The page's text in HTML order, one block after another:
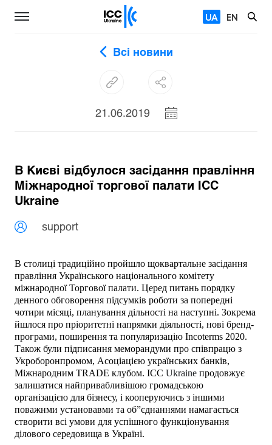
UA EN
Всі новини
21.06.2019
В Києві відбулося засідання правління
Міжнародної торгової палати ІСС
Ukraine
support
В столиці традиційно пройшло щоквартальне засідання
правління Українського національного комітету
міжнародної Торгової палати. Церед питань порядку
денного обговорення підсумків роботи за попередні
чотири місяці, планування дільності на наступні. Зокрема
йшлося про пріоритетні напрямки діяльності, нові бренд-
програми, поширення та популяризацію Incoterms 2020.
Також були підписання меморандуми про співпрацю з
Укроборонпромом, Асоціацією українських банків,
Міжнародним TRADE клубом. ІСС Ukraine продовжує
залишатися найпривабливішою громадською
організацією для бізнесу, і кооперуючись з іншими
поважнми установавми та об”єднаннями намагається
створити всі умови для успішного функціонування
ділового середовища в Україні.